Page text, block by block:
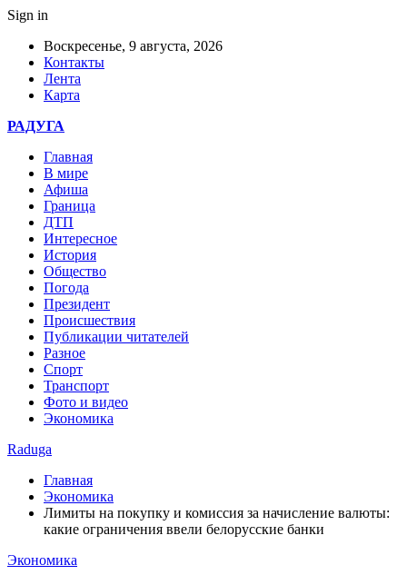
Sign in
Воскресенье, 9 августа, 2026
Контакты
Лента
Карта
РАДУГА
Главная
В мире
Афиша
Граница
ДТП
Интересное
История
Общество
Погода
Президент
Происшествия
Публикации читателей
Разное
Спорт
Транспорт
Фото и видео
Экономика
Raduga
Главная
Экономика
Лимиты на покупку и комиссия за начисление валюты:
какие ограничения ввели белорусские банки
Экономика